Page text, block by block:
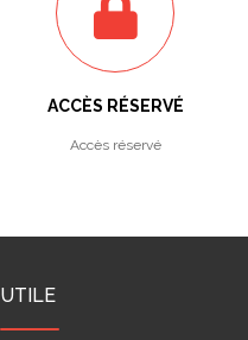
ACCÈS RÉSERVÉ
Accès réservé
UTILE